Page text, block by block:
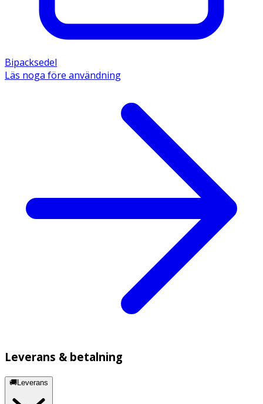
Bipacksedel
Läs noga före användning
Leverans & betalning
🚚Leverans